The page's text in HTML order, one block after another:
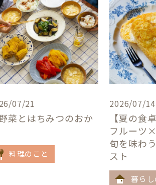
07/21
菜とはちみつのおか
料理のこと
2026/07/14
【夏の食
フルーツ
旬を味わ
スト
暮ら